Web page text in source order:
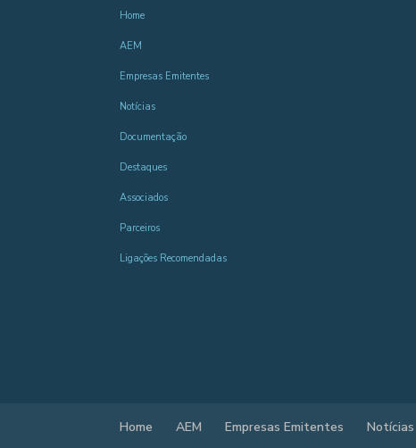
Home
AEM
Empresas Emitentes
Notícias
Documentação
Destaques
Associados
Parceiros
Ligações Recomendadas
Home AEM Empresas Emitentes Notícias